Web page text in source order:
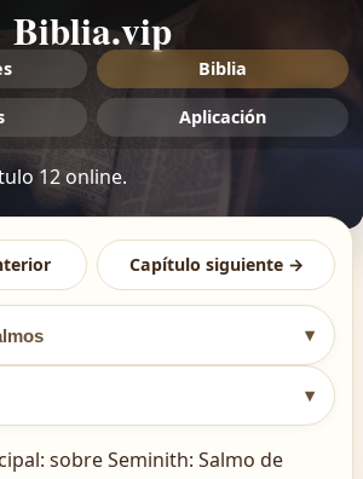
Biblia.vip
Biblia
Aplicación
12 online.
Capítulo siguiente →
▾
▾
sobre Seminith: Salmo de